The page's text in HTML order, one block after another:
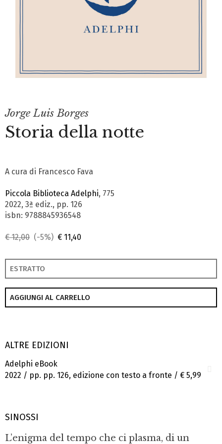
Jorge Luis Borges
Storia della notte
A cura di Francesco Fava
Piccola Biblioteca Adelphi, 775
2022, 3ª ediz., pp. 126
isbn: 9788845936548
€ 12,00 (-5%) € 11,40
ESTRATTO
AGGIUNGI AL CARRELLO
ALTRE EDIZIONI
Adelphi eBook
2022 / pp. pp. 126, edizione con testo a fronte / € 5,99
SINOSSI
L’enigma del tempo che ci plasma, di un